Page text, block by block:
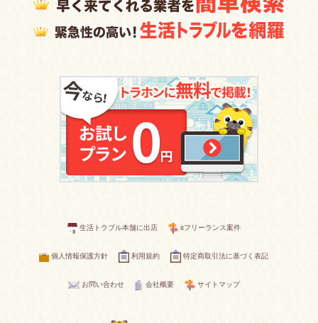
生活トラブル本舗に出店 itフリーランス案件
個人情報保護方針 利用規約 特定商取引法に基づく表記
お問い合わせ 会社概要 サイトマップ